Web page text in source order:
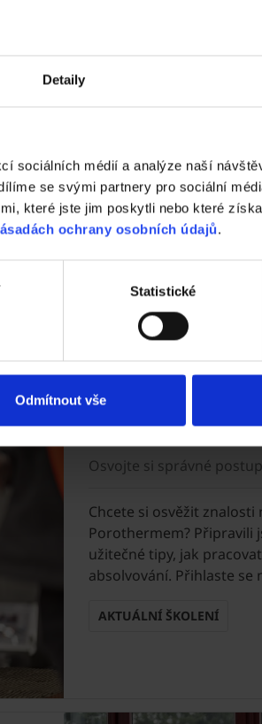
Detaily
sociálních médií a analýze naší
se svými partnery pro sociální
které jste jim poskytli nebo které
ochrany osobních údajů.
Statistické
Odmítnout vše
...zobrazit více
si vhodné školení
Školení pro
Osvojte si správné
Chcete si osvěžit
Porothermem? Připravili
užitečné tipy, jak
absolvování. Přihlaste se
AKTUÁLNÍ ŠKOLENÍ